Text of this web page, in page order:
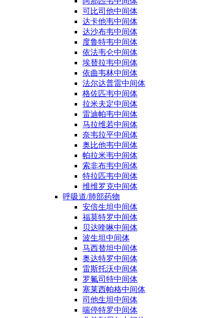
可比司他中间体
达卡他韦中间体
达沙布韦中间体
度鲁特韦中间体
依法韦仑中间体
埃替拉韦中间体
依曲韦林中间体
法尔达普雷中间体
格佐匹韦中间体
拉米夫定中间体
雷迪帕韦中间体
马拉维若中间体
奈韦拉平中间体
奥比他韦中间体
帕拉米韦中间体
索非布韦中间体
特拉匹韦中间体
维维罗克中间体
呼吸道/肺部药物
安倍生坦中间体
福莫特罗中间体
贝达喹啉中间体
波生坦中间体
马西替坦中间体
奥达特罗中间体
雷斯托沃中间体
罗氟司特中间体
塞莱西帕格中间体
司他生坦中间体
喘停特罗中间体